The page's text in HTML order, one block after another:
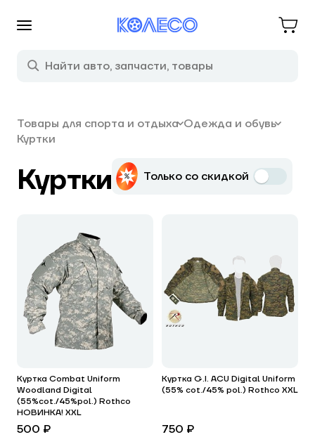
Товары для спорта и отдыха Одежда и обувь
Куртки
Куртки Только со скидкой
Куртка Combat Uniform
Woodland Digital
(55%cot./45%pol.) Rothco
НОВИНКА! ХXL
500 ₽
Куртка G.I. ACU Digital Uniform
(55% cot./45% pol.) Rothco XXL
750 ₽